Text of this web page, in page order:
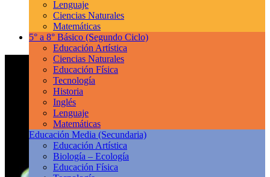
Lenguaje
Ciencias Naturales
Matemáticas
5° a 8° Básico (Segundo Ciclo)
Educación Artística
Ciencias Naturales
Educación Física
Tecnología
Historia
Inglés
Lenguaje
Matemáticas
Educación Media (Secundaria)
Educación Artística
Biología – Ecología
Educación Física